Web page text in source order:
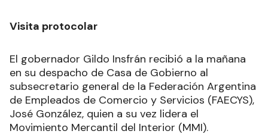
Mercantil Mutualista).
Visita protocolar
El gobernador Gildo Insfrán recibió a la mañana
en su despacho de Casa de Gobierno al
subsecretario general de la Federación Argentina
de Empleados de Comercio y Servicios (FAECYS),